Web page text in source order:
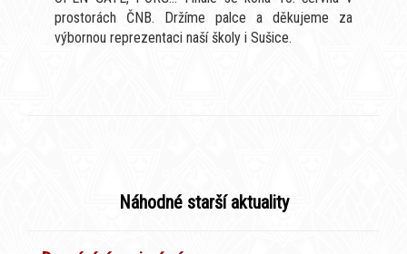
prostorách ČNB. Držíme palce a děkujeme za
výbornou reprezentaci naší školy i Sušice.
Náhodné starší aktuality